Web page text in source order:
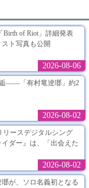
Birth of Riot」詳細発表
ト写真も公開
2026-08-06
――「有村竜逹瑯」約2
2026-08-02
ースデジタルシング
ダー』は、「出会えた
2026-08-02
が、ソロ名義初となる